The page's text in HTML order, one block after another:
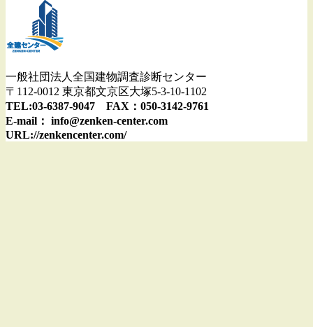
一般社団法人全国建物調査診断センター
〒112-0012 東京都文京区大塚5-3-10-1102
TEL:03-6387-9047 FAX：050-3142-9761
E-mail： info@zenken-center.com
URL://zenkencenter.com/